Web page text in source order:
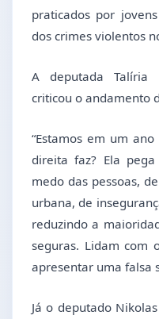
praticados por
dos crimes violentos
A deputada Talíria
criticou o andamento
“Estamos em um
direita faz? Ela
medo das pessoas,
urbana, de
reduzindo a
seguras. Lidam com
apresentar uma falsa
Já o deputado